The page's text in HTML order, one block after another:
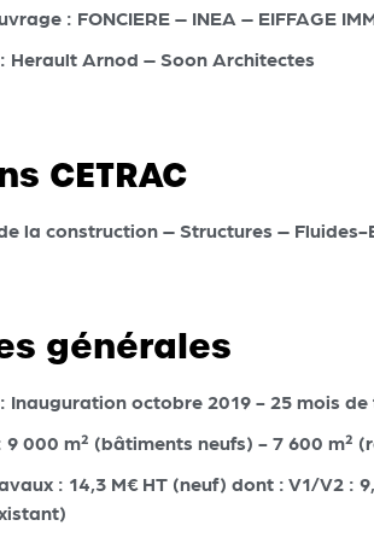
: FONCIERE – INEA – EIFFAGE
Herault Arnod – Soon Architectes
CETRAC
la construction – Structures – Fluides-
générales
Inauguration octobre 2019 - 25 mois
9 000 m² (bâtiments neufs) - 7 600 m²
: 14,3 M€ HT (neuf) dont : V1/V2 :